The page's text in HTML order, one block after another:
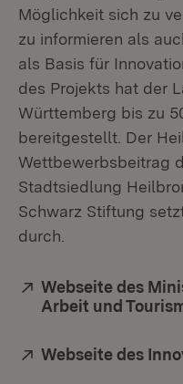
Möglichkeit sich zu
zu informieren als
als Basis für
des Projekts hat der
Württemberg bis zu
bereitgestellt. Der
Wettbewerbsbeitrag
Stadtsiedlung
Schwarz Stiftung
durch.
Extern:
Webseite des
Arbeit und
Extern:
Webseite des